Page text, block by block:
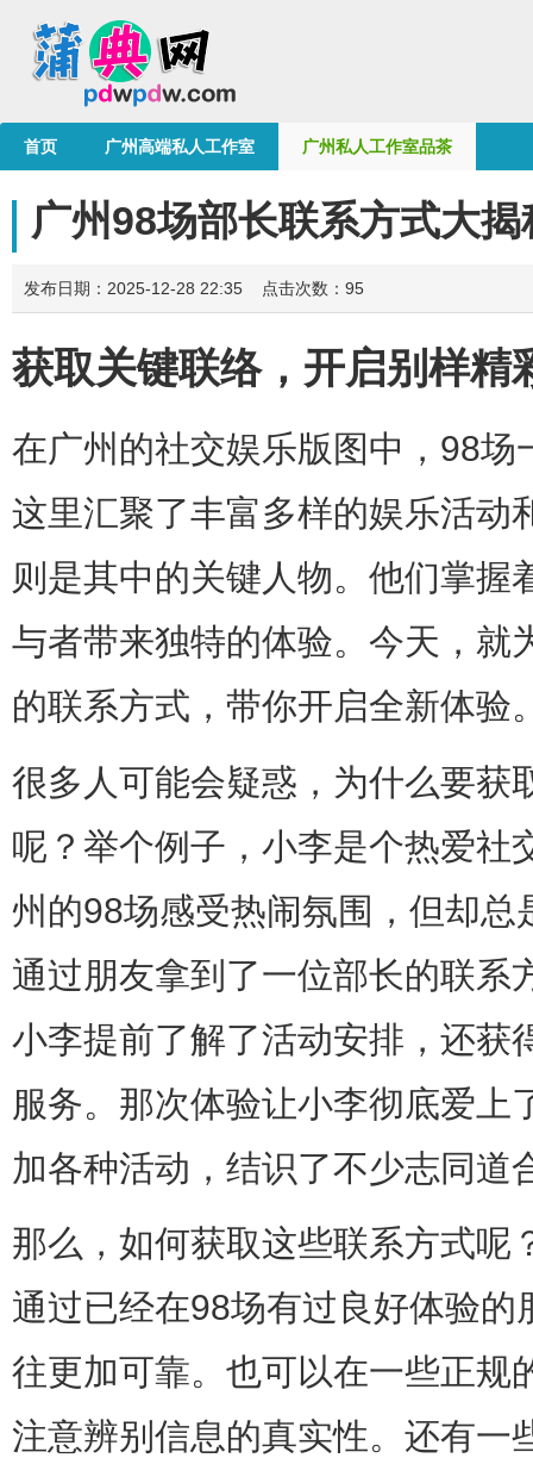
首页 广州高端私人工作室 广州私人工作室品茶
广州98场部长联系方式大
发布日期：2025-12-28 22:35 点击次数：95
获取关键联络，开启别样精
在广州的社交娱乐版图中，98场
这里汇聚了丰富多样的娱乐活动
则是其中的关键人物。他们掌握
与者带来独特的体验。今天，就
的联系方式，带你开启全新体验
很多人可能会疑惑，为什么要获
呢？举个例子，小李是个热爱社
州的98场感受热闹氛围，但却总
通过朋友拿到了一位部长的联系
小李提前了解了活动安排，还获
服务。那次体验让小李彻底爱上
加各种活动，结识了不少志同道
那么，如何获取这些联系方式呢
通过已经在98场有过良好体验
往更加可靠。也可以在一些正规
注意辨别信息的真实性。还有一